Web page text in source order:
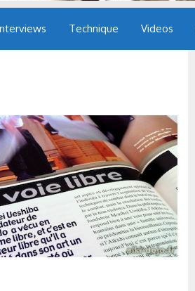
Technique Videos